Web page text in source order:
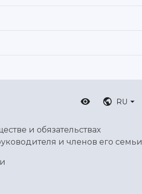
RU
и обязательствах
и членов его семьи